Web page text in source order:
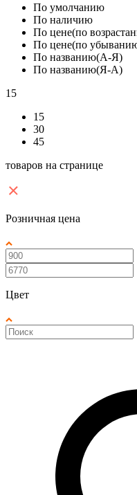
По умолчанию
По наличию
По цене(по
По цене(по
По названию(А-Я)
По названию(Я-А)
15
15
30
45
товаров на странице
Розничная цена
Цвет